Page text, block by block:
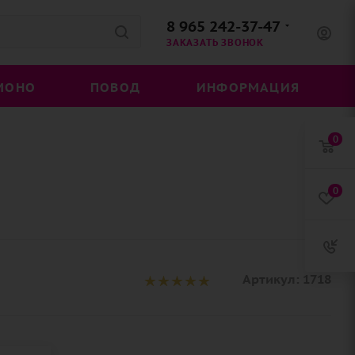
8 965 242-37-47
ЗАКАЗАТЬ ЗВОНОК
ПОВОД ИНФОРМАЦИЯ
0
0